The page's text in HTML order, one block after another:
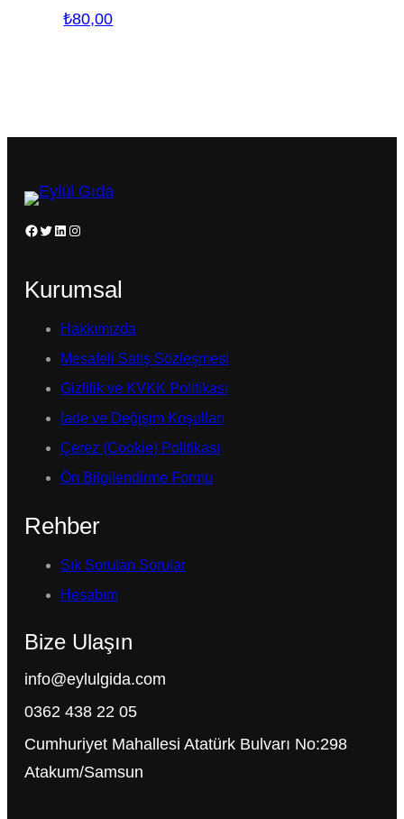
₺80,00
Facebook Twitter LinkedIn Instagram
Kurumsal
Hakkımızda
Mesafeli Satış Sözleşmesi
Gizlilik ve KVKK Politikası
İade ve Değişim Koşulları
Çerez (Cookie) Politikası
Ön Bilgilendirme Formu
Rehber
Sık Sorulan Sorular
Hesabım
Bize Ulaşın
info@eylulgida.com
0362 438 22 05
Cumhuriyet Mahallesi Atatürk Bulvarı No:298
Atakum/Samsun